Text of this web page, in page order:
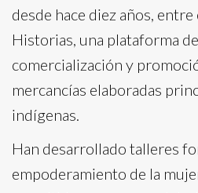
desde hace diez años,
Historias, una plataforma
comercialización y
mercancías elaboradas
indígenas.
Han desarrollado talleres
empoderamiento de la